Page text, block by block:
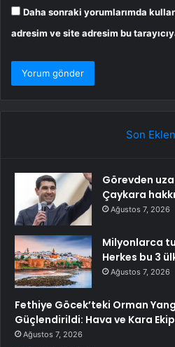
Daha sonraki yorumlarımda
adresim ve site adresim bu
Son
Görevden
Çaykara
Ağustos 7, 2026
Milyonlarca
Herkes bu 3
Ağustos 7, 2026
Fethiye Göcek’teki Orman
Güçlendirildi: Hava ve Kara
Ağustos 7, 2026